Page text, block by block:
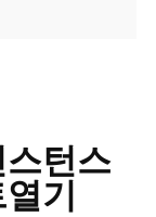
턴스
기